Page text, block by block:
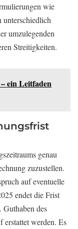
wie
unterschiedlich
umzulegenden
Streitigkeiten.
ein Leitfaden
genau
zuzustellen.
auf eventuelle
endet die Frist
Guthaben des
erstattet werden. Es